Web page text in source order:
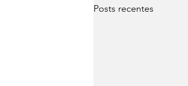
Posts recentes